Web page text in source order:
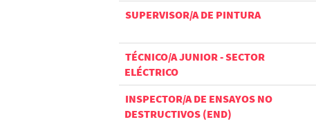
SUPERVISOR/A DE PINTURA
TÉCNICO/A JUNIOR - SECTOR
ELÉCTRICO
INSPECTOR/A DE ENSAYOS NO
DESTRUCTIVOS (END)